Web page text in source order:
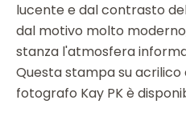
lucente e dal contrasto
dal motivo molto
stanza l'atmosfera
Questa stampa su
fotografo Kay PK è